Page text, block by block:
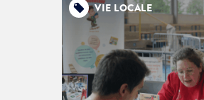
VIE LOCALE